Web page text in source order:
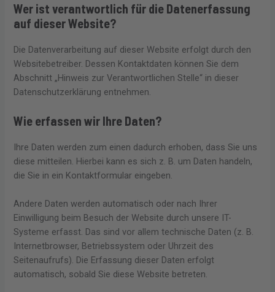
Wer ist verantwortlich für die Datenerfassung
auf dieser Website?
Die Datenverarbeitung auf dieser Website erfolgt durch den
Websitebetreiber. Dessen Kontaktdaten können Sie dem
Abschnitt „Hinweis zur Verantwortlichen Stelle“ in dieser
Datenschutzerklärung entnehmen.
Wie erfassen wir Ihre Daten?
Ihre Daten werden zum einen dadurch erhoben, dass Sie uns
diese mitteilen. Hierbei kann es sich z. B. um Daten handeln,
die Sie in ein Kontaktformular eingeben.
Andere Daten werden automatisch oder nach Ihrer
Einwilligung beim Besuch der Website durch unsere IT-
Systeme erfasst. Das sind vor allem technische Daten (z. B.
Internetbrowser, Betriebssystem oder Uhrzeit des
Seitenaufrufs). Die Erfassung dieser Daten erfolgt
automatisch, sobald Sie diese Website betreten.